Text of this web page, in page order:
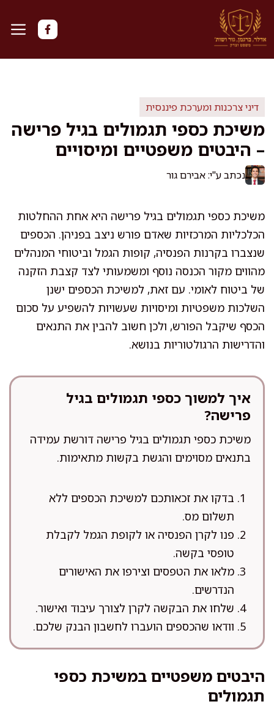
לדלג
לתוכן
דיני צרכנות ומערכת פיננסית
משיכת כספי תגמולים בגיל פרישה
– היבטים משפטיים ומיסויים
נכתב ע"י: אבירם גור
משיכת כספי תגמולים בגיל פרישה היא אחת ההחלטות
הכלכליות המרכזיות שאדם פורש ניצב בפניהן. הכספים
שנצברו בקרנות הפנסיה, קופות הגמל וביטוחי המנהלים
מהווים מקור הכנסה נוסף ומשמעותי לצד קצבת הזקנה
של ביטוח לאומי. עם זאת, למשיכת הכספים ישנן
השלכות משפטיות ומיסויות שעשויות להשפיע על סכום
הכסף שיקבל הפורש, ולכן חשוב להבין את התנאים
והדרישות הרגולטוריות בנושא.
איך למשוך כספי תגמולים בגיל
פרישה?
משיכת כספי תגמולים בגיל פרישה דורשת עמידה
בתנאים מסוימים והגשת בקשות מתאימות.
בדקו את זכאותכם למשיכת הכספים ללא
תשלום מס.
פנו לקרן הפנסיה או לקופת הגמל לקבלת
טופסי בקשה.
מלאו את הטפסים וצירפו את האישורים
הנדרשים.
שלחו את הבקשה לקרן לצורך עיבוד ואישור.
וודאו שהכספים הועברו לחשבון הבנק שלכם.
היבטים משפטיים במשיכת כספי
תגמולים